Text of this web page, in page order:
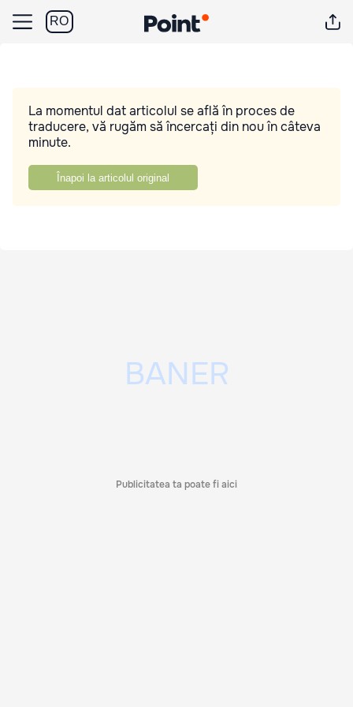
RO
La momentul dat articolul se află în proces de
traducere, vă rugăm să încercați din nou în câteva
minute.
Înapoi la articolul original
Publicitatea ta poate fi aici